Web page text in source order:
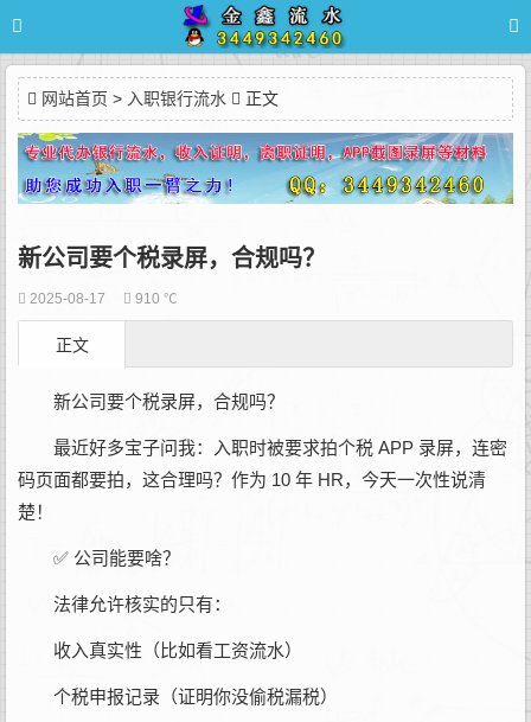
网站首页 > 入职银行流水 正文
新公司要个税录屏，合规吗？
2025-08-17 910 ℃
正文
新公司要个税录屏，合规吗？
最近好多宝子问我：入职时被要求拍个税 APP 录屏，连密
码页面都要拍，这合理吗？作为 10 年 HR，今天一次性说清
楚！
✅ 公司能要啥？
法律允许核实的只有：
收入真实性（比如看工资流水）
个税申报记录（证明你没偷税漏税）